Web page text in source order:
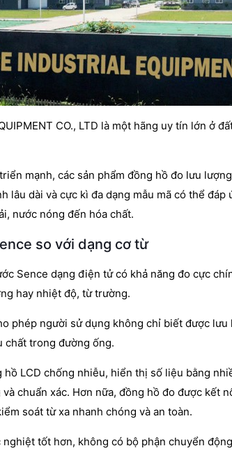
CO., LTD là một hãng uy tín lớn ở
mạnh, các sản phẩm đồng hồ đo lưu
lâu dài và cực kì đa dạng mẫu mã có thể đáp
nước nóng đến hóa chất.
so với dạng cơ từ
Sence dạng điện tử có khả năng đo cực
hay nhiệt độ, từ trường.
phép người sử dụng không chỉ biết được
chất trong đường ống.
hồ LCD chống nhiễu, hiển thị số liệu bằng
chuẩn xác. Hơn nữa, đồng hồ đo được kết
soát từ xa nhanh chóng và an toàn.
tốt hơn, không có bộ phận chuyển